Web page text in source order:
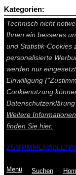
Auf dieser Seite
Technisch nicht
Ihnen ein besseres
und Statistik-Cookies
personalisierte
werden nur
Einwilligung
Cookienutzung
Weitere
finden Sie hier.
ZUSTIMMEN
Menü Suchen
Kategorien: